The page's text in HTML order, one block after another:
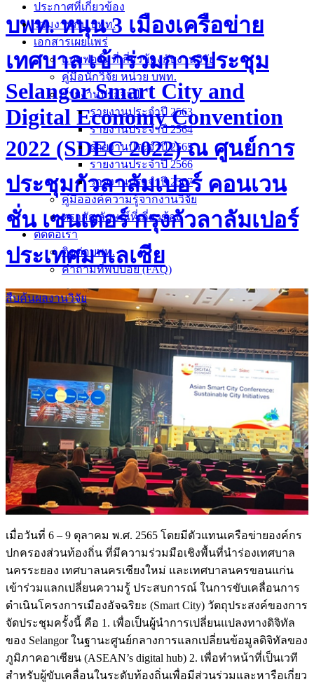
ประกาศที่เกี่ยวข้อง
ร่วมงานกับ บพท.
เอกสารเผยแพร่
แบบฟอร์มที่เกี่ยวข้องกับงานวิจัย
คู่มือนักวิจัย หน่วย บพท.
รายงานประจำปี
รายงานประจำปี 2563
รายงานประจำปี 2564
รายงานประจำปี 2565
รายงานประจำปี 2566
รายงานประจำปี 2567
คู่มือองค์ความรู้จากงานวิจัย
ตราสัญลักษณ์ที่เกี่ยวข้อง
ติดต่อเรา
ติดต่อบพท.
คำถามที่พบบ่อย (FAQ)
สืบค้นผลงานวิจัย
บพท. หนุน 3 เมืองเครือข่าย
เทศบาล เข้าร่วมการประชุม
Selangor Smart City and
Digital Economy Convention
2022 (SDEC 2022) ณ ศูนย์การ
ประชุมกัวลาลัมเปอร์ คอนเวน
ชั่น เซนเตอร์ กรุงกัวลาลัมเปอร์
ประเทศมาเลเซีย
เมื่อวันที่ 6 – 9 ตุลาคม พ.ศ. 2565 โดยมีตัวแทนเครือข่ายองค์กร
ปกครองส่วนท้องถิ่น ที่มีความร่วมมือเชิงพื้นที่นำร่องเทศบาล
นครระยอง เทศบาลนครเชียงใหม่ และเทศบาลนครขอนแก่น
เข้าร่วมแลกเปลี่ยนความรู้ ประสบการณ์ ในการขับเคลื่อนการ
ดำเนินโครงการเมืองอัจฉริยะ (Smart City) วัตถุประสงค์ของการ
จัดประชุมครั้งนี้ คือ 1. เพื่อเป็นผู้นำการเปลี่ยนแปลงทางดิจิทัล
ของ Selangor ในฐานะศูนย์กลางการแลกเปลี่ยนข้อมูลดิจิทัลของ
ภูมิภาคอาเซียน (ASEAN’s digital hub) 2. เพื่อทำหน้าที่เป็นเวที
สำหรับผู้ขับเคลื่อนในระดับท้องถิ่นเพื่อมีส่วนร่วมและหารือเกี่ยว